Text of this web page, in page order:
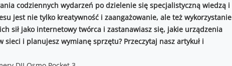
codziennych wydarzeń po dzielenie się specjalistyczną wiedzą i
jest nie tylko kreatywność i zaangażowanie, ale też wykorzystanie
sił jako internetowy twórca i zastanawiasz się, jakie urządzenia
sieci i planujesz wymianę sprzętu? Przeczytaj nasz artykuł i